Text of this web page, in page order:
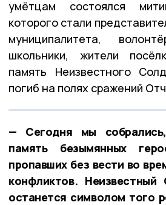
умётцам состоялся
которого стали
муниципалитета,
школьники, жители
память Неизвестного
погиб на полях сражений
— Сегодня мы
память безымянных
пропавших без вести во
конфликтов. Неизвестный
останется символом того